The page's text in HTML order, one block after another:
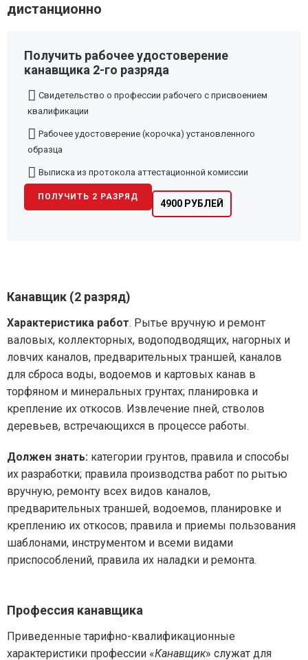
дистанционно
Получить рабочее удостоверение
канавщика 2-го разряда
Свидетельство о профессии рабочего с присвоением
квалификации
Рабочее удостоверение (корочка) установленного
образца
Выписка из протокола аттестационной комиссии
4900 РУБЛЕЙ
ПОЛУЧИТЬ 2 РАЗРЯД
Канавщик (2 разряд)
Характеристика работ. Рытье вручную и ремонт
валовых, коллекторных, водоподводящих, нагорных и
ловчих каналов, предварительных траншей, каналов
для сброса воды, водоемов и картовых канав в
торфяном и минеральных грунтах; планировка и
крепление их откосов. Извлечение пней, стволов
деревьев, встречающихся в процессе работы.
Должен знать: категории грунтов, правила и способы
их разработки; правила производства работ по рытью
вручную, ремонту всех видов каналов,
предварительных траншей, водоемов, планировке и
креплению их откосов; правила и приемы пользования
шаблонами, инструментом и всеми видами
приспособлений, правила их наладки и ремонта.
Профессия канавщика
Приведенные тарифно-квалификационные
характеристики профессии «Канавщик» служат для